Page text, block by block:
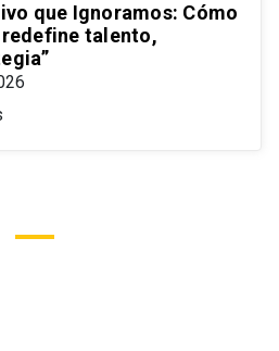
que Ignoramos: Cómo
talento,